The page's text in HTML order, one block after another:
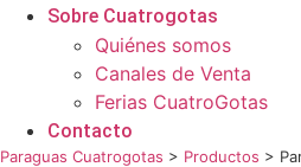
Sobre Cuatrogotas
Quiénes somos
Canales de Venta
Ferias CuatroGotas
Contacto
Paraguas Cuatrogotas > Productos >